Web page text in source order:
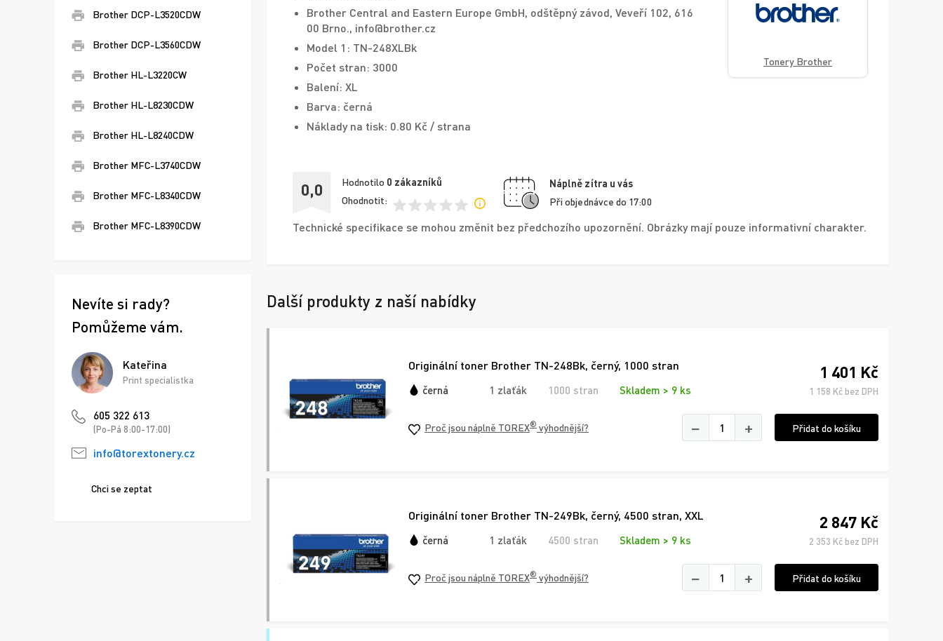
Brother DCP-L3520CDW
Brother DCP-L3560CDW
Brother HL-L3220CW
Brother HL-L8230CDW
Brother HL-L8240CDW
Brother MFC-L3740CDW
Brother MFC-L8340CDW
Brother MFC-L8390CDW
Nevíte si rady?
Pomůžeme vám.
Kateřina
Print specialistka
605 322 613
(Po-Pá 8:00-17:00)
info@torextonery.cz
Chci se zeptat
Brother Central and Eastern Europe GmbH, odštěpný závod, Veveří 102, 616
00 Brno., info@brother.cz
Model 1: TN-248XLBk
Počet stran: 3000
Balení: XL
Barva: černá
Náklady na tisk: 0.80 Kč / strana
0,0 Hodnotilo 0 zákazníků
Ohodnotit:
Náplně zítra u vás
Při objednávce do 17:00
Tonery Brother
Technické specifikace se mohou změnit bez předchozího upozornění. Obrázky mají pouze informativní charakter.
Další produkty z naší nabídky
Originální toner Brother TN-248Bk, černý, 1000 stran
černá 1 zlaťák 1000 stran Skladem > 9 ks
1 401 Kč
1 158 Kč bez DPH
Proč jsou náplně TOREX® výhodnější? − + Přidat do košíku
Originální toner Brother TN-249Bk, černý, 4500 stran, XXL
černá 1 zlaťák 4500 stran Skladem > 9 ks
2 847 Kč
2 353 Kč bez DPH
Proč jsou náplně TOREX® výhodnější? − + Přidat do košíku